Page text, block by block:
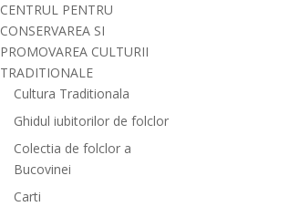
CENTRUL PENTRU
CONSERVAREA SI
PROMOVAREA CULTURII
TRADITIONALE
Cultura Traditionala
Ghidul iubitorilor de folclor
Colectia de folclor a
Bucovinei
Carti